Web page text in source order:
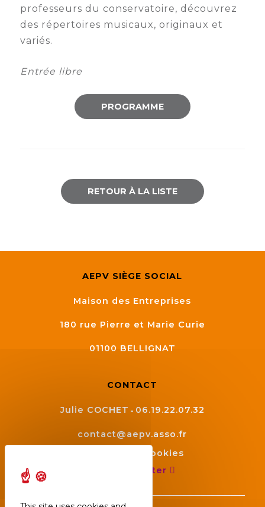
de
l’industrie
Congrès
salons
collaboratifs
professeurs du conservatoire, découvrez
des répertoires musicaux, originaux et
variés.
Entrée libre
PROGRAMME
RETOUR À LA LISTE
AEPV SIÈGE SOCIAL
Maison des Entreprises
180 rue Pierre et Marie Curie
01100 BELLIGNAT
CONTACT
Julie COCHET 06.19.22.07.32
contact@aepv.asso.fr
Gestion des cookies
Nous contacter